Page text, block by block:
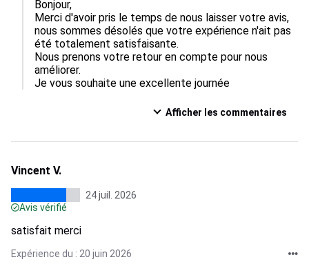
Bonjour,
Merci d'avoir pris le temps de nous laisser votre avis,
nous sommes désolés que votre expérience n'ait pas
été totalement satisfaisante.
Nous prenons votre retour en compte pour nous
améliorer.
Je vous souhaite une excellente journée
Afficher les commentaires
Vincent V.
24 juil. 2026
Avis vérifié
satisfait merci
Expérience du : 20 juin 2026